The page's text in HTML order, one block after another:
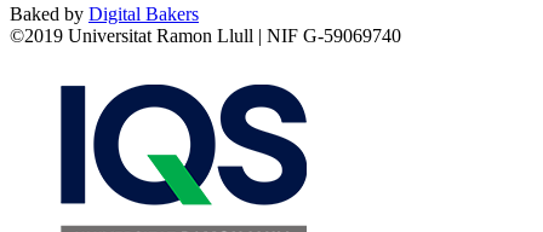
Baked by Digital Bakers
©2019 Universitat Ramon Llull | NIF G-59069740